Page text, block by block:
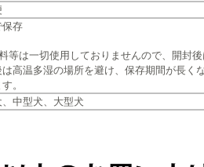
保存
等は一切使用しておりませんので、開封
は高温多湿の場所を避け、保存期間が長く
。
中型犬、大型犬